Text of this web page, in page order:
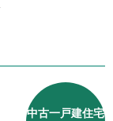
中古一戸建住宅